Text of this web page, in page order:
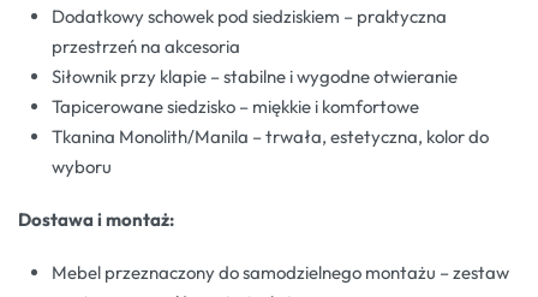
Dodatkowy schowek pod siedziskiem – praktyczna
przestrzeń na akcesoria
Siłownik przy klapie – stabilne i wygodne otwieranie
Tapicerowane siedzisko – miękkie i komfortowe
Tkanina Monolith/Manila – trwała, estetyczna, kolor do
wyboru
Dostawa i montaż:
Mebel przeznaczony do samodzielnego montażu – zestaw